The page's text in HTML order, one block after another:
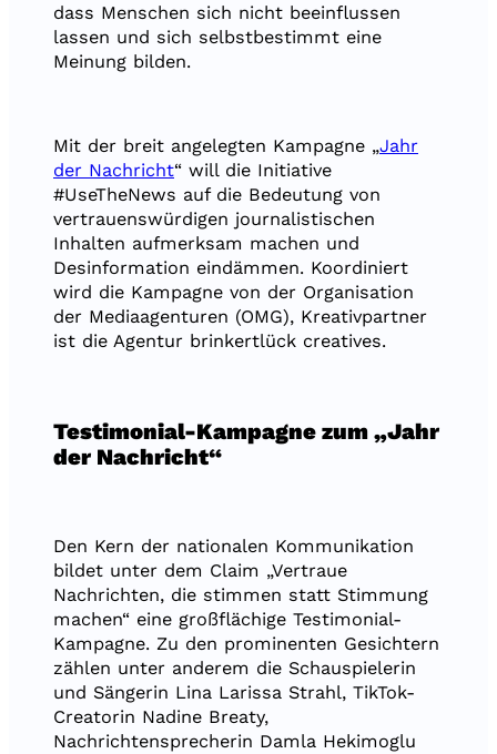
dass Menschen sich nicht beeinflussen
lassen und sich selbstbestimmt eine
Meinung bilden.
Mit der breit angelegten Kampagne „Jahr
der Nachricht“ will die Initiative
#UseTheNews auf die Bedeutung von
vertrauenswürdigen journalistischen
Inhalten aufmerksam machen und
Desinformation eindämmen. Koordiniert
wird die Kampagne von der Organisation
der Mediaagenturen (OMG), Kreativpartner
ist die Agentur brinkertlück creatives.
Testimonial-Kampagne zum „Jahr
der Nachricht“
Den Kern der nationalen Kommunikation
bildet unter dem Claim „Vertraue
Nachrichten, die stimmen statt Stimmung
machen“ eine großflächige Testimonial-
Kampagne. Zu den prominenten Gesichtern
zählen unter anderem die Schauspielerin
und Sängerin Lina Larissa Strahl, TikTok-
Creatorin Nadine Breaty,
Nachrichtensprecherin Damla Hekimoglu